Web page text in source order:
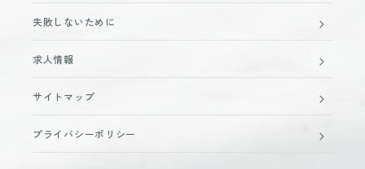
失敗しないために
求人情報
サイトマップ
プライバシーポリシー